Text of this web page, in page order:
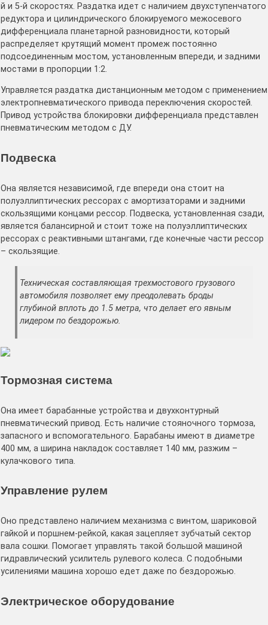
й и 5-й скоростях. Раздатка идет с наличием двухступенчатого
редуктора и цилиндрического блокируемого межосевого
дифференциала планетарной разновидности, который
распределяет крутящий момент промеж постоянно
подсоединенным мостом, установленным впереди, и задними
мостами в пропорции 1:2.
Управляется раздатка дистанционным методом с применением
электропневматического привода переключения скоростей.
Привод устройства блокировки дифференциала представлен
пневматическим методом с ДУ.
Подвеска
Она является независимой, где впереди она стоит на
полуэллиптических рессорах с амортизаторами и задними
скользящими концами рессор. Подвеска, установленная сзади,
является балансирной и стоит тоже на полуэллиптических
рессорах с реактивными штангами, где конечные части рессор
– скользящие.
Техническая составляющая трехмостового грузового
автомобиля позволяет ему преодолевать броды
глубиной вплоть до 1.5 метра, что делает его явным
лидером по бездорожью.
Тормозная система
Она имеет барабанные устройства и двухконтурный
пневматический привод. Есть наличие стояночного тормоза,
запасного и вспомогательного. Барабаны имеют в диаметре
400 мм, а ширина накладок составляет 140 мм, разжим –
кулачкового типа.
Управление рулем
Оно представлено наличием механизма с винтом, шариковой
гайкой и поршнем-рейкой, какая зацепляет зубчатый сектор
вала сошки. Помогает управлять такой большой машиной
гидравлический усилитель рулевого колеса. С подобными
усилениями машина хорошо едет даже по бездорожью.
Электрическое оборудование